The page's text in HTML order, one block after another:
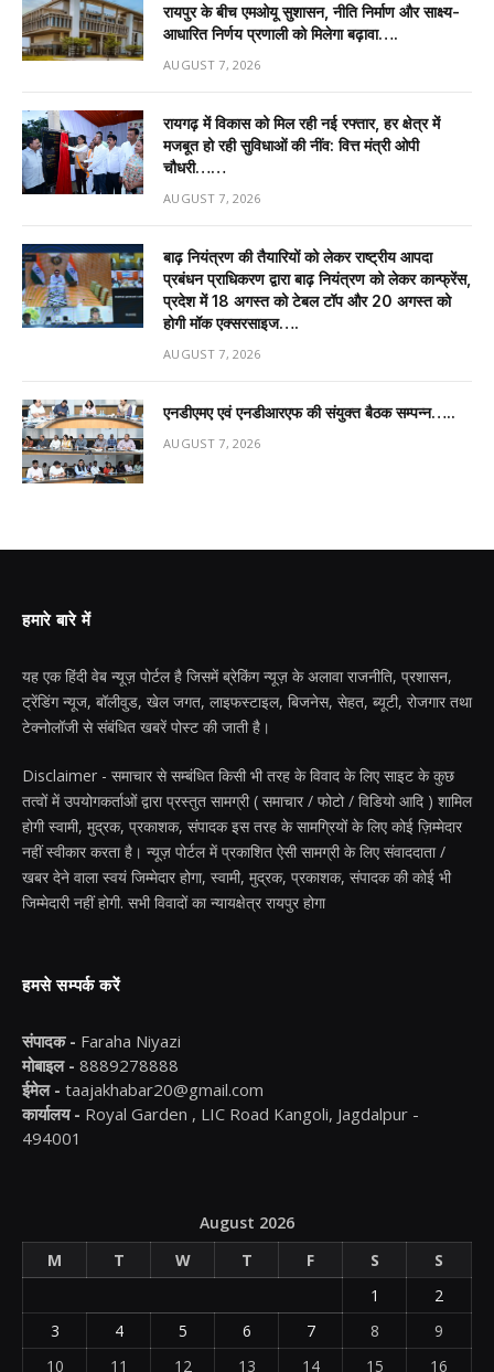
रायपुर के बीच एमओयू सुशासन, नीति निर्माण और साक्ष्य-
आधारित निर्णय प्रणाली को मिलेगा बढ़ावा….
AUGUST 7, 2026
रायगढ़ में विकास को मिल रही नई रफ्तार, हर क्षेत्र में
मजबूत हो रही सुविधाओं की नींव: वित्त मंत्री ओपी
चौधरी……
AUGUST 7, 2026
बाढ़ नियंत्रण की तैयारियों को लेकर राष्ट्रीय आपदा
प्रबंधन प्राधिकरण द्वारा बाढ़ नियंत्रण को लेकर कान्फ्रेंस,
प्रदेश में 18 अगस्त को टेबल टॉप और 20 अगस्त को
होगी मॉक एक्सरसाइज….
AUGUST 7, 2026
एनडीएमए एवं एनडीआरएफ की संयुक्त बैठक सम्पन्न…..
AUGUST 7, 2026
हमारे बारे में
यह एक हिंदी वेब न्यूज़ पोर्टल है जिसमें ब्रेकिंग न्यूज़ के अलावा राजनीति, प्रशासन,
ट्रेंडिंग न्यूज, बॉलीवुड, खेल जगत, लाइफस्टाइल, बिजनेस, सेहत, ब्यूटी, रोजगार तथा
टेक्नोलॉजी से संबंधित खबरें पोस्ट की जाती है।
Disclaimer - समाचार से सम्बंधित किसी भी तरह के विवाद के लिए साइट के कुछ
तत्वों में उपयोगकर्ताओं द्वारा प्रस्तुत सामग्री ( समाचार / फोटो / विडियो आदि ) शामिल
होगी स्वामी, मुद्रक, प्रकाशक, संपादक इस तरह के सामग्रियों के लिए कोई ज़िम्मेदार
नहीं स्वीकार करता है। न्यूज़ पोर्टल में प्रकाशित ऐसी सामग्री के लिए संवाददाता /
खबर देने वाला स्वयं जिम्मेदार होगा, स्वामी, मुद्रक, प्रकाशक, संपादक की कोई भी
जिम्मेदारी नहीं होगी. सभी विवादों का न्यायक्षेत्र रायपुर होगा
हमसे सम्पर्क करें
संपादक - Faraha Niyazi
मोबाइल - 8889278888
ईमेल - taajakhabar20@gmail.com
कार्यालय - Royal Garden , LIC Road Kangoli, Jagdalpur -
494001
August 2026
M
T W T F S
S
1
2
3
4 5 6 7 8
9
10
11 12 13 14 15 16